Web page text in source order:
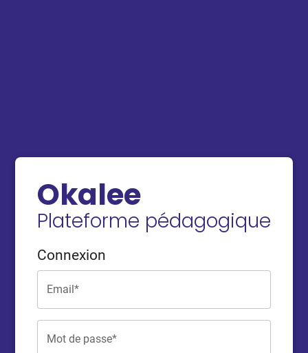
Okalee
Plateforme pédagogique
Connexion
Email*
Mot de passe*